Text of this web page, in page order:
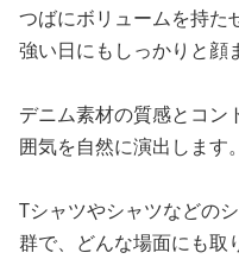
つばにボリュームを持た
強い日にもしっかりと顔
デニム素材の質感とコン
囲気を自然に演出します。
Tシャツやシャツなどの
群で、どんな場面にも取